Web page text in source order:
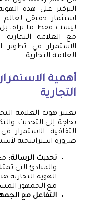
التركيز على هذه
استثمار حقيقي لعالم
ليست فقط ما تراه،
مع العلامة
الاستمرار في تطوير
العلامة التجارية.
أهمية
التجارية
تعتبر هوية العلامة
بحاجة إلى التحديث
الثقافية. الاستمرار
ضرورة استراتيجية
تحديث الرسالة:
والمبادئ التي
الهوية
مع الجمهور
التفاعل مع